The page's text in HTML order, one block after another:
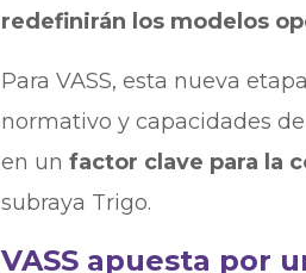
redefinirán los modelos
Para VASS, esta nueva
normativo y capacidades
en un factor clave para la
subraya Trigo.
VASS apuesta por